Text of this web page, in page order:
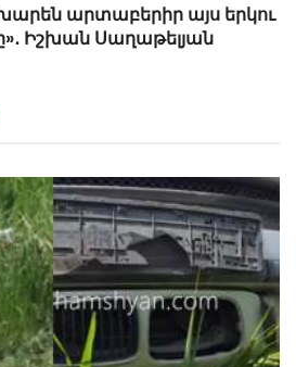
արտաբերիր այս երկու
Իշխան Սաղաթելյան